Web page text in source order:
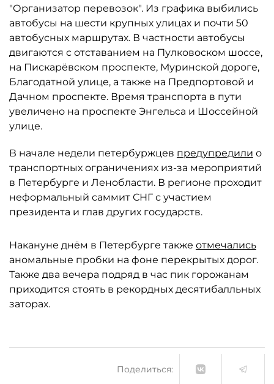
"Организатор перевозок". Из графика выбились
автобусы на шести крупных улицах и почти 50
автобусных маршрутах. В частности автобусы
двигаются с отставанием на Пулковоском шоссе,
на Пискарёвском проспекте, Муринской дороге,
Благодатной улице, а также на Предпортовой и
Дачном проспекте. Время транспорта в пути
увеличено на проспекте Энгельса и Шоссейной
улице.
В начале недели петербуржцев предупредили о
транспортных ограничениях из-за мероприятий
в Петербурге и Ленобласти. В регионе проходит
неформальный саммит СНГ с участием
президента и глав других государств.
Накануне днём в Петербурге также отмечались
аномальные пробки на фоне перекрытых дорог.
Также два вечера подряд в час пик горожанам
приходится стоять в рекордных десятибалльных
заторах.
Поделиться: